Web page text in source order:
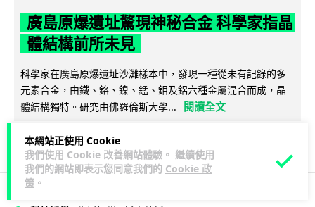
本網站正使用 Cookie
我們使用 Cookie 改善網站體驗。 繼續使用
我們的網站即表示您同意我們的 Cookie 政
策 。
廣島原爆遺址驚現神秘合金 科學家指晶
體結構前所未見
科學家在廣島原爆遺址沙灘樣本中，發現一種從未有記錄的多
元素合金，由鐵、鉻、鎳、錳、鉬及鋁六種金屬混合而成，晶
體結構獨特。研究由佛羅倫斯大學...
閱讀全文
142 17 ↗ 分享